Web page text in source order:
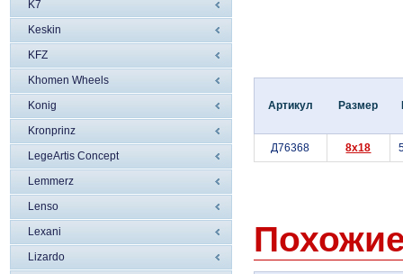
K7
Keskin
KFZ
Khomen Wheels
Konig
Kronprinz
LegeArtis Concept
Lemmerz
Lenso
Lexani
Lizardo
Артикул Размер
Д76368 8x18